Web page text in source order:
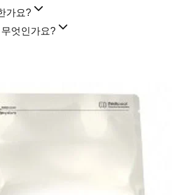
가요?
엇인가요?